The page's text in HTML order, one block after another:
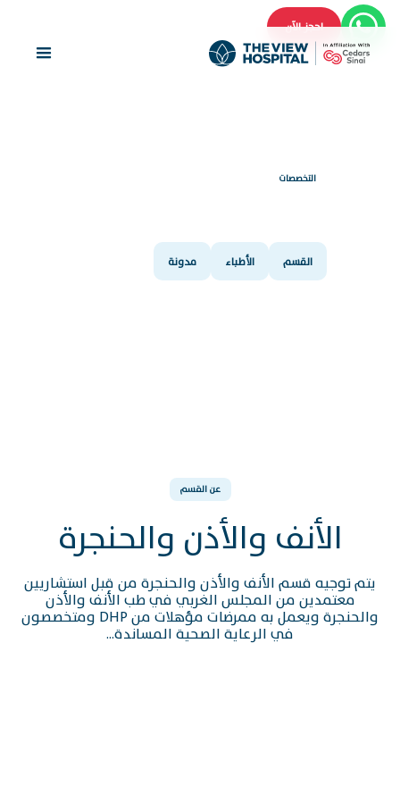
احجز الآن
التخصصات
القسم الأطباء مدونة
عن القسم
الأنف والأذن والحنجرة
يتم توجيه قسم الأنف والأذن والحنجرة من قبل استشاريين
معتمدين من المجلس الغربي في طب الأنف والأذن
والحنجرة ويعمل به ممرضات مؤهلات من DHP ومتخصصون
في الرعاية الصحية المساندة...